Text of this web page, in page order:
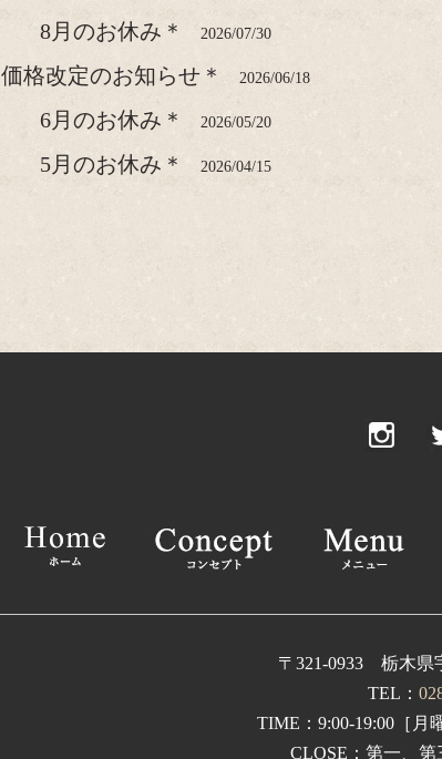
8月のお休み＊ 2026/07/30
価格改定のお知らせ＊ 2026/06/18
6月のお休み＊ 2026/05/20
5月のお休み＊ 2026/04/15
〒321-0933 栃木県
TEL：
TIME：9:00-19:00［月
CLOSE：第一、第